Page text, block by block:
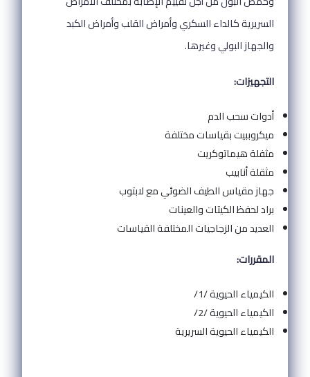
السريرية كالداء السكري وأمراض القلب وأمراض الكبد
والجهاز البولي وغيرها.
التجهيزات:
أدوات سحب الدم
ميكروببيت بقياسات مختلفة
مثفلة هيماتوكريت
مثقلة أنابيب
جهاز مقياس الطيف الضوئي مع لابتوب
براد لحفظ الكيتات والعينات
العديد من الزجاجيات المختلفة القياسات
المقررات:
الكيمياء الحيوية /1/
الكيمياء الحيوية /2/
الكيمياء الحيوية السريرية